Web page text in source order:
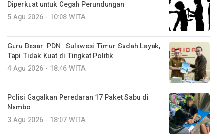
Diperkuat untuk Cegah Perundungan
5 Agu 2026 - 10:08 WITA
Guru Besar IPDN : Sulawesi Timur Sudah Layak,
Tapi Tidak Kuat di Tingkat Politik
4 Agu 2026 - 18:46 WITA
Polisi Gagalkan Peredaran 17 Paket Sabu di
Nambo
3 Agu 2026 - 18:07 WITA